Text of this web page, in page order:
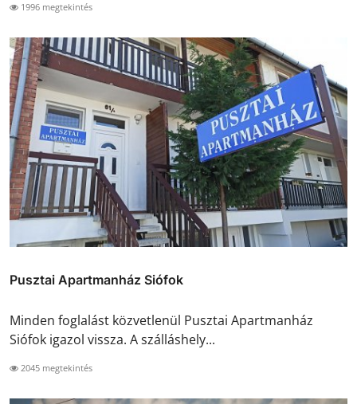
1996 megtekintés
Pusztai Apartmanház Siófok
Minden foglalást közvetlenül Pusztai Apartmanház
Siófok igazol vissza. A szálláshely...
2045 megtekintés